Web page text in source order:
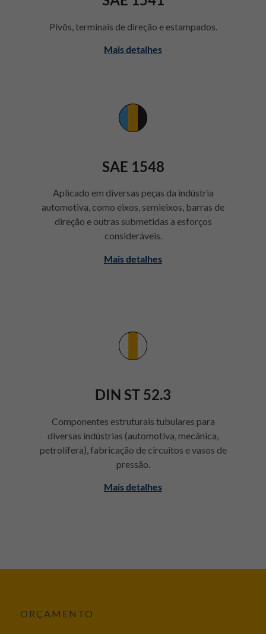
Pivôs, terminais de direção e estampados.
Mais detalhes
SAE 1548
Aplicado em diversas peças da indústria
automotiva, como eixos, semieixos, barras de
direção e outras submetidas a esforços
consideráveis.
Mais detalhes
DIN ST 52.3
Componentes estruturais tubulares para
diversas indústrias (automotiva, mecânica,
petrolífera), fabricação de circuitos e vasos de
pressão.
Mais detalhes
ORÇAMENTO